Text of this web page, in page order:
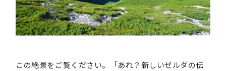
この絶景をご覧ください。「あれ？新しいゼルダの伝